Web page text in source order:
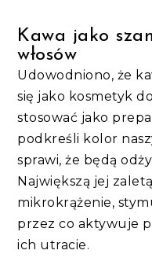
Kawa jako
włosów
Udowodniono, że
się jako kosmetyk
stosować jako
podkreśli kolor
sprawi, że będą
Największą jej
mikrokrążenie,
przez co aktywuje
ich utracie.